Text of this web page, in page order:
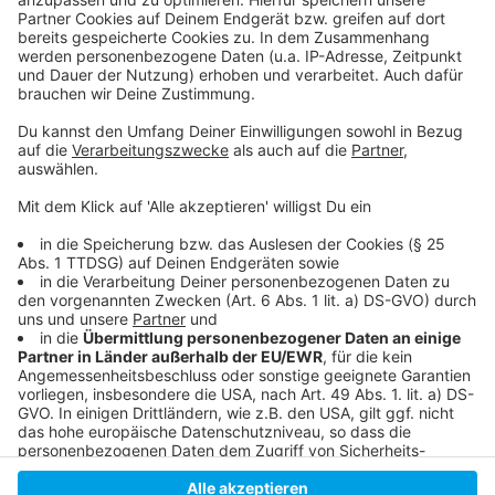
So berichtet die Fortuna:
Anzeige
Anzeige